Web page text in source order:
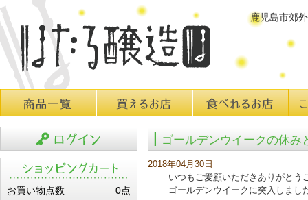
鹿児島市郊
ログイン
お買い物点数
0点
ゴールデンウイークの休み
2018年04月30日
いつもご愛顧いただきありがとう
ゴールデンウイークに突入しまし